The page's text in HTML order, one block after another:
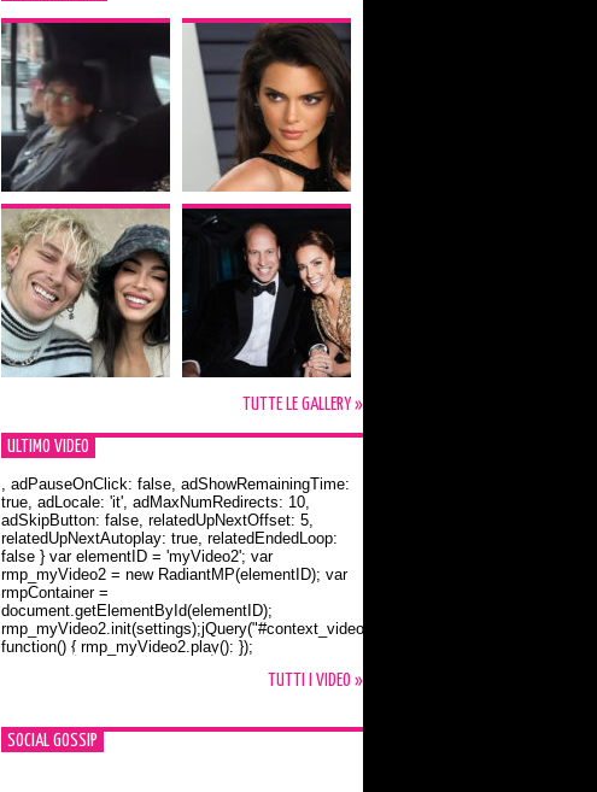
TUTTE LE GALLERY »
ULTIMO VIDEO
Orlando Bloom e la t-shirt dedicata a Flynn
, adPauseOnClick: false, adShowRemainingTime:
true, adLocale: 'it', adMaxNumRedirects: 10,
adSkipButton: false, relatedUpNextOffset: 5,
relatedUpNextAutoplay: true, relatedEndedLoop:
false } var elementID = 'myVideo2'; var
rmp_myVideo2 = new RadiantMP(elementID); var
rmpContainer =
document.getElementById(elementID);
rmp_myVideo2.init(settings);jQuery("#context_video2").one("mouseover",
function() { rmp_myVideo2.play(); });
TUTTI I VIDEO »
SOCIAL GOSSIP